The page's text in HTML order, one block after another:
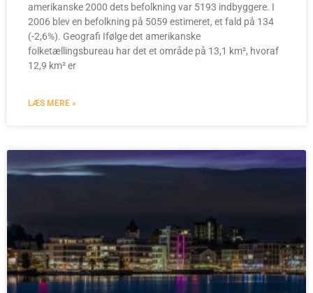
amerikanske 2000 dets befolkning var 5193 indbyggere. I
2006 blev en befolkning på 5059 estimeret, et fald på 134
(-2,6%). Geografi Ifølge det amerikanske
folketællingsbureau har det et område på 13,1 km², hvoraf
12,9 km² er
LÆS MERE »